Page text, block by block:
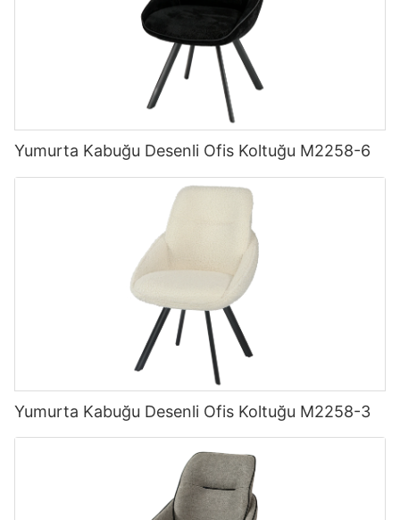
Yumurta Kabuğu Desenli Ofis Koltuğu M2258-6
Yumurta Kabuğu Desenli Ofis Koltuğu M2258-3